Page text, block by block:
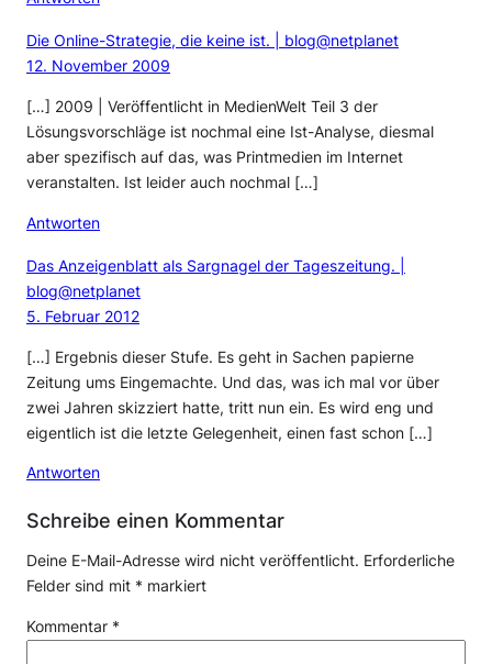
Die Online-Strategie, die keine ist. | blog@netplanet
12. November 2009
[…] 2009 | Veröffentlicht in MedienWelt Teil 3 der
Lösungsvorschläge ist nochmal eine Ist-Analyse, diesmal
aber spezifisch auf das, was Printmedien im Internet
veranstalten. Ist leider auch nochmal […]
Antworten
Das Anzeigenblatt als Sargnagel der Tageszeitung. |
blog@netplanet
5. Februar 2012
[…] Ergebnis dieser Stufe. Es geht in Sachen papierne
Zeitung ums Eingemachte. Und das, was ich mal vor über
zwei Jahren skizziert hatte, tritt nun ein. Es wird eng und
eigentlich ist die letzte Gelegenheit, einen fast schon […]
Antworten
Schreibe einen Kommentar
Deine E-Mail-Adresse wird nicht veröffentlicht. Erforderliche
Felder sind mit * markiert
Kommentar *